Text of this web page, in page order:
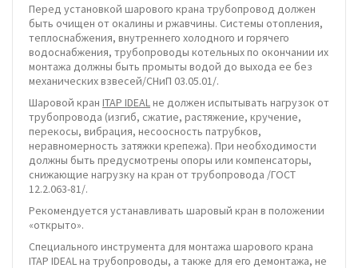
Перед установкой шарового крана трубопровод должен
быть очищен от окалины и ржавчины. Системы отопления,
теплоснабжения, внутреннего холодного и горячего
водоснабжения, трубопроводы котельных по окончании их
монтажа должны быть промыты водой до выхода ее без
механических взвесей/СНиП 03.05.01/.
Шаровой кран ITAP IDEALне должен испытывать нагрузок от
трубопровода (изгиб, сжатие, растяжение, кручение,
перекосы, вибрация, несоосность патрубков,
неравномерность затяжки крепежа). При необходимости
должны быть предусмотрены опоры или компенсаторы,
снижающие нагрузку на кран от трубопровода /ГОСТ
12.2.063-81/.
Рекомендуется устанавливать шаровый кран в положении
«открыто».
Специального инструмента для монтажа шарового крана
ITAP IDEAL на трубопроводы, а также для его демонтажа, не